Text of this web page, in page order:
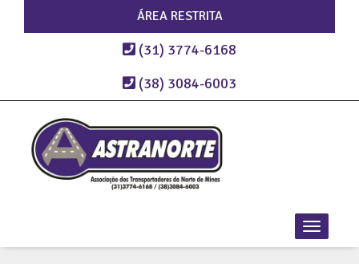
ÁREA RESTRITA
(31) 3774-6168
(38) 3084-6003